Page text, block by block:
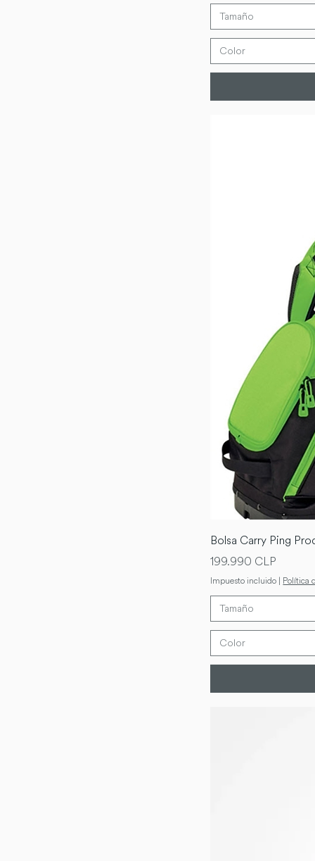
Tamaño
Color
Bolsa Carry Ping
Precio
199.990 CLP
Impuesto incluido | Política
Tamaño
Color